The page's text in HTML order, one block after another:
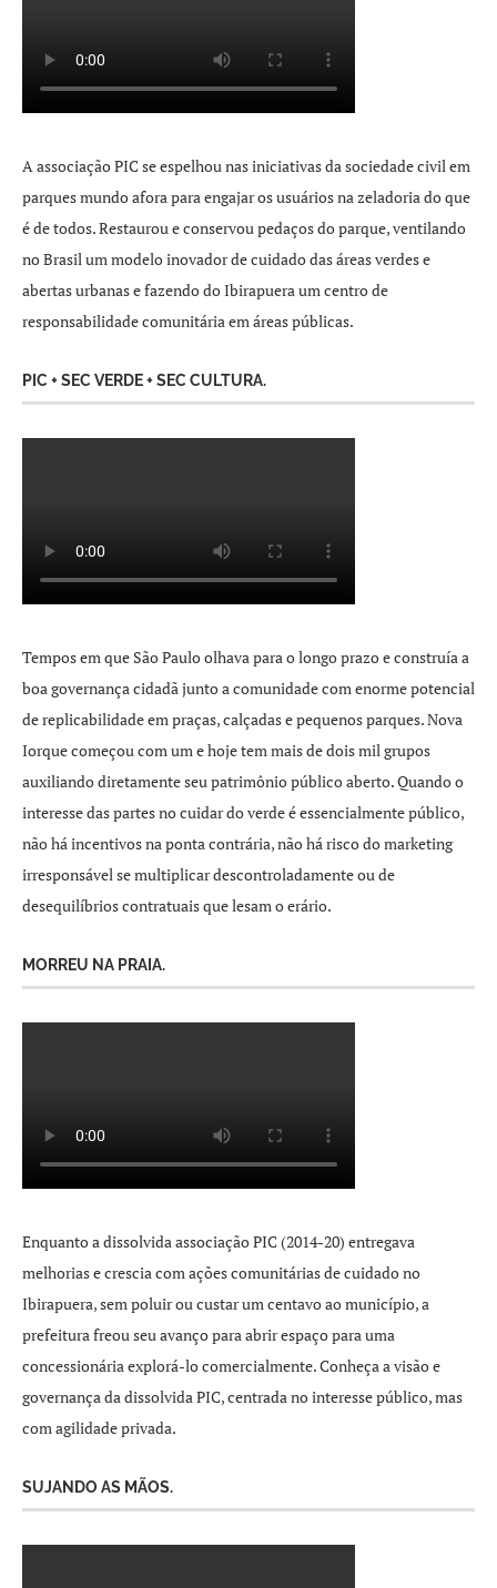
A associação PIC se espelhou nas iniciativas da sociedade civil em
parques mundo afora para engajar os usuários na zeladoria do que
é de todos. Restaurou e conservou pedaços do parque, ventilando
no Brasil um modelo inovador de cuidado das áreas verdes e
abertas urbanas e fazendo do Ibirapuera um centro de
responsabilidade comunitária em áreas públicas.
PIC + SEC VERDE + SEC CULTURA.
Tempos em que São Paulo olhava para o longo prazo e construía a
boa governança cidadã junto a comunidade com enorme potencial
de replicabilidade em praças, calçadas e pequenos parques. Nova
Iorque começou com um e hoje tem mais de dois mil grupos
auxiliando diretamente seu patrimônio público aberto. Quando o
interesse das partes no cuidar do verde é essencialmente público,
não há incentivos na ponta contrária, não há risco do marketing
irresponsável se multiplicar descontroladamente ou de
desequilíbrios contratuais que lesam o erário.
MORREU NA PRAIA.
Enquanto a dissolvida associação PIC (2014-20) entregava
melhorias e crescia com ações comunitárias de cuidado no
Ibirapuera, sem poluir ou custar um centavo ao município, a
prefeitura freou seu avanço para abrir espaço para uma
concessionária explorá-lo comercialmente. Conheça a visão e
governança da dissolvida PIC, centrada no interesse público, mas
com agilidade privada.
SUJANDO AS MÃOS.